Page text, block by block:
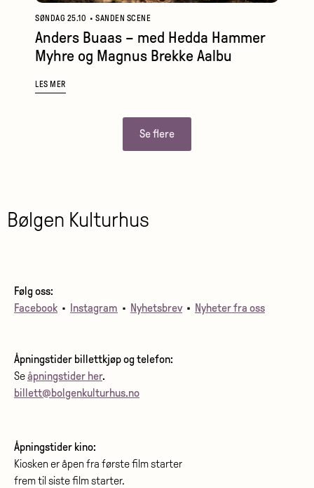
SØNDAG 25.10 • SANDEN SCENE
Anders Buaas – med Hedda Hammer
Myhre og Magnus Brekke Aalbu
LES MER
Se flere
Bølgen Kulturhus
Følg oss:
Facebook • Instagram • Nyhetsbrev• Nyheter fra oss
Åpningstider billettkjøp og telefon:
Seåpningstider her.
billett@bolgenkulturhus.no
Åpningstider kino:
Kiosken er åpen fra første film starter
frem til siste film starter.